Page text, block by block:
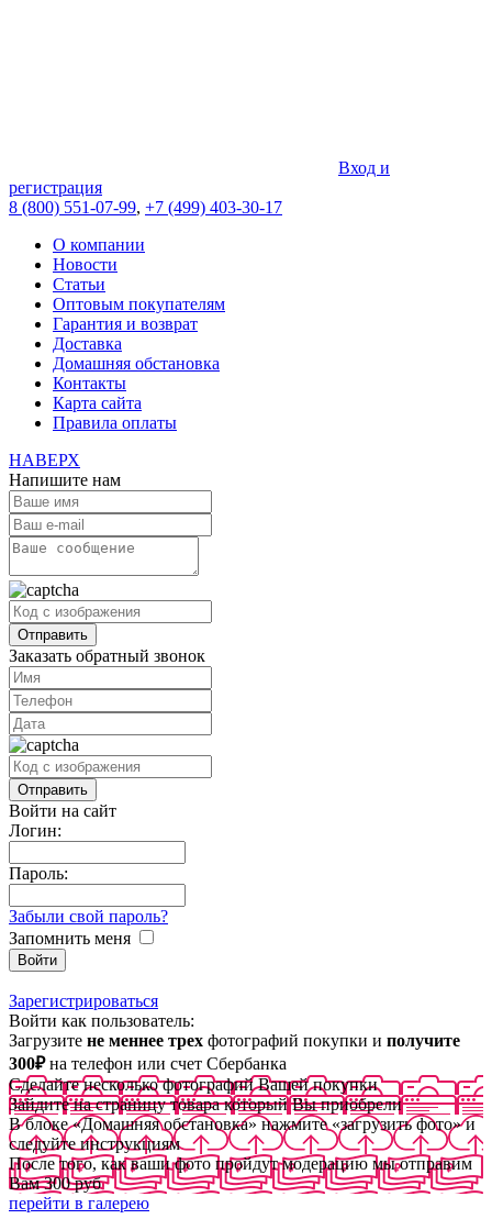
Вход и
регистрация
8 (800) 551-07-99, +7 (499) 403-30-17
О компании
Новости
Статьи
Оптовым покупателям
Гарантия и возврат
Доставка
Домашняя обстановка
Контакты
Карта сайта
Правила оплаты
НАВЕРХ
Напишите нам
Заказать обратный звонок
Войти на сайт
Логин:
Пароль:
Забыли свой пароль?
Запомнить меня
Зарегистрироваться
Войти как пользователь:
Загрузите не меннее трех фотографий покупки и получите
300₽на телефон или счет Сбербанка
Сделайте несколько фотографий Вашей покупки
Зайдите на страницу товара который Вы приобрели
В блоке «Домашняя обстановка» нажмите «загрузить фото» и
следуйте инструкциям
После того, как ваши фото пройдут модерацию мы отправим
Вам 300 руб
перейти в галерею